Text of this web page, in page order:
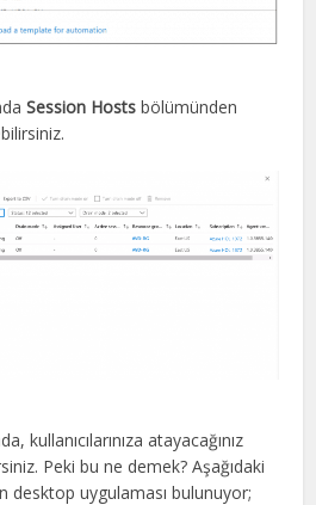
Session Hosts bölümünden
kullanıcılarınıza atayacağınız
Peki bu ne demek? Aşağıdaki
desktop uygulaması bulunuyor;